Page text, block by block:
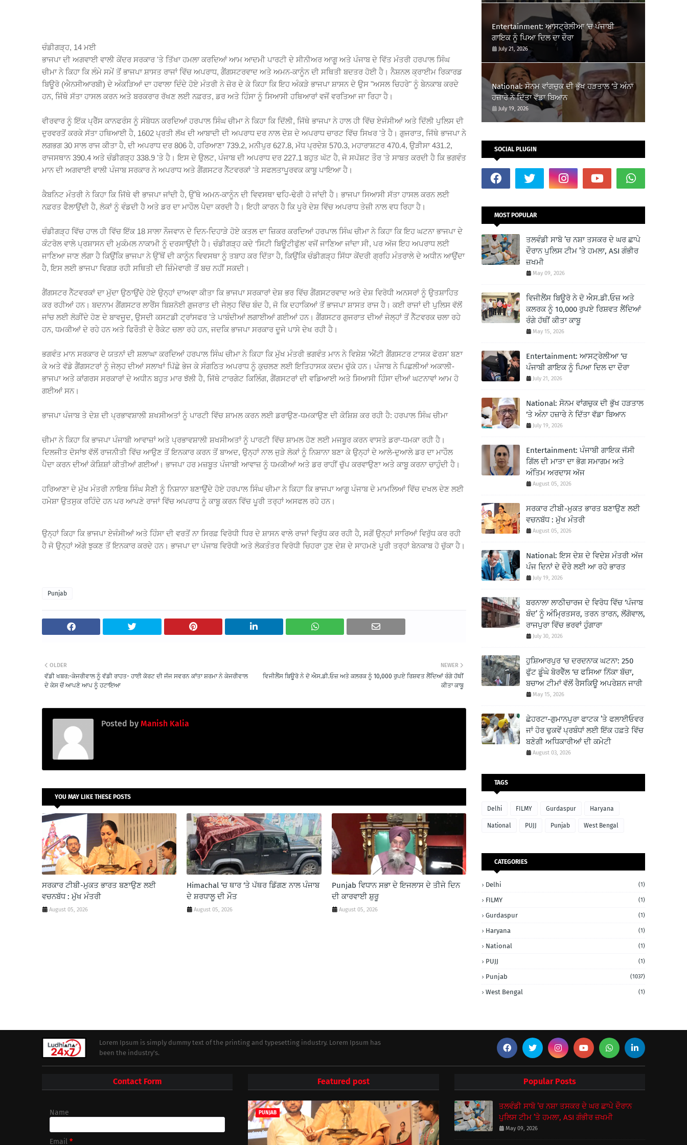
ਚੰਡੀਗੜ੍ਹ, 14 ਮਈ
ਭਾਜਪਾ ਦੀ ਅਗਵਾਈ ਵਾਲੀ ਕੇਂਦਰ ਸਰਕਾਰ 'ਤੇ ਤਿੱਖਾ ਹਮਲਾ ਕਰਦਿਆਂ ਆਮ ਆਦਮੀ ਪਾਰਟੀ ਦੇ ਸੀਨੀਅਰ ਆਗੂ ਅਤੇ ਪੰਜਾਬ ਦੇ ਵਿੱਤ ਮੰਤਰੀ ਹਰਪਾਲ ਸਿੰਘ
ਚੀਮਾ ਨੇ ਕਿਹਾ ਕਿ ਲੰਮੇ ਸਮੇਂ ਤੋਂ ਭਾਜਪਾ ਸ਼ਾਸਤ ਰਾਜਾਂ ਵਿੱਚ ਅਪਰਾਧ, ਗੈਂਗਸਟਰਵਾਦ ਅਤੇ ਅਮਨ-ਕਾਨੂੰਨ ਦੀ ਸਥਿਤੀ ਬਦਤਰ ਹੋਈ ਹੈ। ਨੈਸ਼ਨਲ ਕ੍ਰਾਈਮ ਰਿਕਾਰਡ
ਬਿਊਰੋ (ਐਨਸੀਆਰਬੀ) ਦੇ ਅੰਕੜਿਆਂ ਦਾ ਹਵਾਲਾ ਦਿੰਦੇ ਹੋਏ ਮੰਤਰੀ ਨੇ ਜ਼ੋਰ ਦੇ ਕੇ ਕਿਹਾ ਕਿ ਇਹ ਅੰਕੜੇ ਭਾਜਪਾ ਸ਼ਾਸਨ ਦੇ ਉਸ "ਅਸਲ ਚਿਹਰੇ" ਨੂੰ ਬੇਨਕਾਬ ਕਰਦੇ
ਹਨ, ਜਿੱਥੇ ਸੱਤਾ ਹਾਸਲ ਕਰਨ ਅਤੇ ਬਰਕਰਾਰ ਰੱਖਣ ਲਈ ਨਫ਼ਰਤ, ਡਰ ਅਤੇ ਹਿੰਸਾ ਨੂੰ ਸਿਆਸੀ ਹਥਿਆਰਾਂ ਵਜੋਂ ਵਰਤਿਆ ਜਾ ਰਿਹਾ ਹੈ।
ਵੀਰਵਾਰ ਨੂੰ ਇੱਕ ਪ੍ਰੈੱਸ ਕਾਨਫਰੰਸ ਨੂੰ ਸੰਬੋਧਨ ਕਰਦਿਆਂ ਹਰਪਾਲ ਸਿੰਘ ਚੀਮਾ ਨੇ ਕਿਹਾ ਕਿ ਦਿੱਲੀ, ਜਿੱਥੇ ਭਾਜਪਾ ਨੇ ਹਾਲ ਹੀ ਵਿੱਚ ਏਜੰਸੀਆਂ ਅਤੇ ਦਿੱਲੀ ਪੁਲਿਸ ਦੀ
ਦੁਰਵਰਤੋਂ ਕਰਕੇ ਸੱਤਾ ਹਥਿਆਈ ਹੈ, 1602 ਪ੍ਰਤੀ ਲੱਖ ਦੀ ਆਬਾਦੀ ਦੀ ਅਪਰਾਧ ਦਰ ਨਾਲ ਦੇਸ਼ ਦੇ ਅਪਰਾਧ ਚਾਰਟ ਵਿੱਚ ਸਿਖਰ 'ਤੇ ਹੈ। ਗੁਜਰਾਤ, ਜਿੱਥੇ ਭਾਜਪਾ ਨੇ
ਲਗਭਗ 30 ਸਾਲ ਰਾਜ ਕੀਤਾ ਹੈ, ਦੀ ਅਪਰਾਧ ਦਰ 806 ਹੈ, ਹਰਿਆਣਾ 739.2, ਮਨੀਪੁਰ 627.8, ਮੱਧ ਪ੍ਰਦੇਸ਼ 570.3, ਮਹਾਰਾਸ਼ਟਰ 470.4, ਉੜੀਸਾ 431.2,
ਰਾਜਸਥਾਨ 390.4 ਅਤੇ ਚੰਡੀਗੜ੍ਹ 338.9 'ਤੇ ਹੈ। ਇਸ ਦੇ ਉਲਟ, ਪੰਜਾਬ ਦੀ ਅਪਰਾਧ ਦਰ 227.1 ਬਹੁਤ ਘੱਟ ਹੈ, ਜੋ ਸਪੱਸ਼ਟ ਤੌਰ 'ਤੇ ਸਾਬਤ ਕਰਦੀ ਹੈ ਕਿ ਭਗਵੰਤ
ਮਾਨ ਦੀ ਅਗਵਾਈ ਵਾਲੀ ਪੰਜਾਬ ਸਰਕਾਰ ਨੇ ਅਪਰਾਧ ਅਤੇ ਗੈਂਗਸਟਰ ਨੈੱਟਵਰਕਾਂ 'ਤੇ ਸਫਲਤਾਪੂਰਵਕ ਕਾਬੂ ਪਾਇਆ ਹੈ।
ਕੈਬਨਿਟ ਮੰਤਰੀ ਨੇ ਕਿਹਾ ਕਿ ਜਿੱਥੇ ਵੀ ਭਾਜਪਾ ਜਾਂਦੀ ਹੈ, ਉੱਥੇ ਅਮਨ-ਕਾਨੂੰਨ ਦੀ ਵਿਵਸਥਾ ਢਹਿ-ਢੇਰੀ ਹੋ ਜਾਂਦੀ ਹੈ। ਭਾਜਪਾ ਸਿਆਸੀ ਸੱਤਾ ਹਾਸਲ ਕਰਨ ਲਈ
ਨਫ਼ਰਤ ਫੈਲਾਉਂਦੀ ਹੈ, ਲੋਕਾਂ ਨੂੰ ਵੰਡਦੀ ਹੈ ਅਤੇ ਡਰ ਦਾ ਮਾਹੌਲ ਪੈਦਾ ਕਰਦੀ ਹੈ। ਇਹੀ ਕਾਰਨ ਹੈ ਕਿ ਪੂਰੇ ਦੇਸ਼ ਵਿੱਚ ਅਪਰਾਧ ਤੇਜ਼ੀ ਨਾਲ ਵਧ ਰਿਹਾ ਹੈ।
ਚੰਡੀਗੜ੍ਹ ਵਿੱਚ ਹਾਲ ਹੀ ਵਿੱਚ ਇੱਕ 18 ਸਾਲਾ ਨੌਜਵਾਨ ਦੇ ਦਿਨ-ਦਿਹਾੜੇ ਹੋਏ ਕਤਲ ਦਾ ਜ਼ਿਕਰ ਕਰਦਿਆਂ ਹਰਪਾਲ ਸਿੰਘ ਚੀਮਾ ਨੇ ਕਿਹਾ ਕਿ ਇਹ ਘਟਨਾ ਭਾਜਪਾ ਦੇ
ਕੰਟਰੋਲ ਵਾਲੇ ਪ੍ਰਸ਼ਾਸਨ ਦੀ ਮੁਕੰਮਲ ਨਾਕਾਮੀ ਨੂੰ ਦਰਸਾਉਂਦੀ ਹੈ। ਚੰਡੀਗੜ੍ਹ ਕਦੇ ‘ਸਿਟੀ ਬਿਊਟੀਫੁੱਲ’ ਵਜੋਂ ਜਾਣਿਆ ਜਾਂਦਾ ਸੀ, ਪਰ ਅੱਜ ਇਹ ਅਪਰਾਧ ਲਈ
ਜਾਣਿਆ ਜਾਣ ਲੱਗਾ ਹੈ ਕਿਉਂਕਿ ਭਾਜਪਾ ਨੇ ਉੱਥੋਂ ਦੀ ਕਾਨੂੰਨ ਵਿਵਸਥਾ ਨੂੰ ਤਬਾਹ ਕਰ ਦਿੱਤਾ ਹੈ, ਕਿਉਂਕਿ ਚੰਡੀਗੜ੍ਹ ਸਿੱਧਾ ਕੇਂਦਰੀ ਗ੍ਰਹਿ ਮੰਤਰਾਲੇ ਦੇ ਅਧੀਨ ਆਉਂਦਾ
ਹੈ, ਇਸ ਲਈ ਭਾਜਪਾ ਵਿਗੜ ਰਹੀ ਸਥਿਤੀ ਦੀ ਜ਼ਿੰਮੇਵਾਰੀ ਤੋਂ ਬਚ ਨਹੀਂ ਸਕਦੀ।
ਗੈਂਗਸਟਰ ਨੈੱਟਵਰਕਾਂ ਦਾ ਮੁੱਦਾ ਉਠਾਉਂਦੇ ਹੋਏ ਉਨ੍ਹਾਂ ਦਾਅਵਾ ਕੀਤਾ ਕਿ ਭਾਜਪਾ ਸਰਕਾਰਾਂ ਦੇਸ਼ ਭਰ ਵਿੱਚ ਗੈਂਗਸਟਰਵਾਦ ਅਤੇ ਦੇਸ਼ ਵਿਰੋਧੀ ਅਨਸਰਾਂ ਨੂੰ ਉਤਸ਼ਾਹਿਤ
ਕਰ ਰਹੀਆਂ ਹਨ। ਬਦਨਾਮ ਗੈਂਗਸਟਰ ਲਾਰੈਂਸ ਬਿਸ਼ਨੋਈ ਗੁਜਰਾਤ ਦੀ ਜੇਲ੍ਹ ਵਿੱਚ ਬੰਦ ਹੈ, ਜੋ ਕਿ ਦਹਾਕਿਆਂ ਤੋਂ ਭਾਜਪਾ ਸ਼ਾਸਤ ਰਾਜ ਹੈ। ਕਈ ਰਾਜਾਂ ਦੀ ਪੁਲਿਸ ਵੱਲੋਂ
ਜਾਂਚ ਲਈ ਲੋੜੀਂਦੇ ਹੋਣ ਦੇ ਬਾਵਜੂਦ, ਉਸਦੀ ਕਸਟਡੀ ਟ੍ਰਾਂਸਫਰ 'ਤੇ ਪਾਬੰਦੀਆਂ ਲਗਾਈਆਂ ਗਈਆਂ ਹਨ। ਗੈਂਗਸਟਰ ਗੁਜਰਾਤ ਦੀਆਂ ਜੇਲ੍ਹਾਂ ਤੋਂ ਨੈੱਟਵਰਕ ਚਲਾ ਰਹੇ
ਹਨ, ਧਮਕੀਆਂ ਦੇ ਰਹੇ ਹਨ ਅਤੇ ਫਿਰੌਤੀ ਦੇ ਰੈਕੇਟ ਚਲਾ ਰਹੇ ਹਨ, ਜਦਕਿ ਭਾਜਪਾ ਸਰਕਾਰ ਦੂਜੇ ਪਾਸੇ ਦੇਖ ਰਹੀ ਹੈ।
ਭਗਵੰਤ ਮਾਨ ਸਰਕਾਰ ਦੇ ਯਤਨਾਂ ਦੀ ਸ਼ਲਾਘਾ ਕਰਦਿਆਂ ਹਰਪਾਲ ਸਿੰਘ ਚੀਮਾ ਨੇ ਕਿਹਾ ਕਿ ਮੁੱਖ ਮੰਤਰੀ ਭਗਵੰਤ ਮਾਨ ਨੇ ਵਿਸ਼ੇਸ਼ ‘ਐਂਟੀ ਗੈਂਗਸਟਰ ਟਾਸਕ ਫੋਰਸ’ ਬਣਾ
ਕੇ ਅਤੇ ਵੱਡੇ ਗੈਂਗਸਟਰਾਂ ਨੂੰ ਜੇਲ੍ਹ ਦੀਆਂ ਸਲਾਖਾਂ ਪਿੱਛੇ ਭੇਜ ਕੇ ਸੰਗਠਿਤ ਅਪਰਾਧ ਨੂੰ ਕੁਚਲਣ ਲਈ ਇਤਿਹਾਸਕ ਕਦਮ ਚੁੱਕੇ ਹਨ। ਪੰਜਾਬ ਨੇ ਪਿਛਲੀਆਂ ਅਕਾਲੀ-
ਭਾਜਪਾ ਅਤੇ ਕਾਂਗਰਸ ਸਰਕਾਰਾਂ ਦੇ ਅਧੀਨ ਬਹੁਤ ਮਾਰ ਝੱਲੀ ਹੈ, ਜਿੱਥੇ ਟਾਰਗੇਟ ਕਿਲਿੰਗ, ਗੈਂਗਸਟਰਾਂ ਦੀ ਵਡਿਆਈ ਅਤੇ ਸਿਆਸੀ ਹਿੰਸਾ ਦੀਆਂ ਘਟਨਾਵਾਂ ਆਮ ਹੋ
ਗਈਆਂ ਸਨ।
ਭਾਜਪਾ ਪੰਜਾਬ ਤੇ ਦੇਸ਼ ਦੀ ਪ੍ਰਭਾਵਸ਼ਾਲੀ ਸ਼ਖਸੀਅਤਾਂ ਨੂੰ ਪਾਰਟੀ ਵਿੱਚ ਸ਼ਾਮਲ ਕਰਨ ਲਈ ਡਰਾਉਣ-ਧਮਕਾਉਣ ਦੀ ਕੋਸ਼ਿਸ਼ ਕਰ ਰਹੀ ਹੈ: ਹਰਪਾਲ ਸਿੰਘ ਚੀਮਾ
ਚੀਮਾ ਨੇ ਕਿਹਾ ਕਿ ਭਾਜਪਾ ਪੰਜਾਬੀ ਆਵਾਜ਼ਾਂ ਅਤੇ ਪ੍ਰਭਾਵਸ਼ਾਲੀ ਸ਼ਖਸੀਅਤਾਂ ਨੂੰ ਪਾਰਟੀ ਵਿੱਚ ਸ਼ਾਮਲ ਹੋਣ ਲਈ ਮਜਬੂਰ ਕਰਨ ਵਾਸਤੇ ਡਰਾ-ਧਮਕਾ ਰਹੀ ਹੈ।
ਦਿਲਜੀਤ ਦੋਸਾਂਝ ਵੱਲੋਂ ਰਾਜਨੀਤੀ ਵਿੱਚ ਆਉਣ ਤੋਂ ਇਨਕਾਰ ਕਰਨ ਤੋਂ ਬਾਅਦ, ਉਨ੍ਹਾਂ ਨਾਲ ਜੁੜੇ ਲੋਕਾਂ ਨੂੰ ਨਿਸ਼ਾਨਾ ਬਣਾ ਕੇ ਉਨ੍ਹਾਂ ਦੇ ਆਲੇ-ਦੁਆਲੇ ਡਰ ਦਾ ਮਾਹੌਲ
ਪੈਦਾ ਕਰਨ ਦੀਆਂ ਕੋਸ਼ਿਸ਼ਾਂ ਕੀਤੀਆਂ ਗਈਆਂ। ਭਾਜਪਾ ਹਰ ਮਜ਼ਬੂਤ ਪੰਜਾਬੀ ਆਵਾਜ਼ ਨੂੰ ਧਮਕੀਆਂ ਅਤੇ ਡਰ ਰਾਹੀਂ ਚੁੱਪ ਕਰਵਾਉਣਾ ਅਤੇ ਕਾਬੂ ਕਰਨਾ ਚਾਹੁੰਦੀ ਹੈ।
ਹਰਿਆਣਾ ਦੇ ਮੁੱਖ ਮੰਤਰੀ ਨਾਇਬ ਸਿੰਘ ਸੈਣੀ ਨੂੰ ਨਿਸ਼ਾਨਾ ਬਣਾਉਂਦੇ ਹੋਏ ਹਰਪਾਲ ਸਿੰਘ ਚੀਮਾ ਨੇ ਕਿਹਾ ਕਿ ਭਾਜਪਾ ਆਗੂ ਪੰਜਾਬ ਦੇ ਮਾਮਲਿਆਂ ਵਿੱਚ ਦਖਲ ਦੇਣ ਲਈ
ਹਮੇਸ਼ਾ ਉਤਸੁਕ ਰਹਿੰਦੇ ਹਨ ਪਰ ਆਪਣੇ ਰਾਜਾਂ ਵਿੱਚ ਅਪਰਾਧ ਨੂੰ ਕਾਬੂ ਕਰਨ ਵਿੱਚ ਪੂਰੀ ਤਰ੍ਹਾਂ ਅਸਫਲ ਰਹੇ ਹਨ।
ਉਨ੍ਹਾਂ ਕਿਹਾ ਕਿ ਭਾਜਪਾ ਏਜੰਸੀਆਂ ਅਤੇ ਹਿੰਸਾ ਦੀ ਵਰਤੋਂ ਨਾ ਸਿਰਫ਼ ਵਿਰੋਧੀ ਧਿਰ ਦੇ ਸ਼ਾਸਨ ਵਾਲੇ ਰਾਜਾਂ ਵਿਰੁੱਧ ਕਰ ਰਹੀ ਹੈ, ਸਗੋਂ ਉਨ੍ਹਾਂ ਸਾਰਿਆਂ ਵਿਰੁੱਧ ਕਰ ਰਹੀ
ਹੈ ਜੋ ਉਨ੍ਹਾਂ ਅੱਗੇ ਝੁਕਣ ਤੋਂ ਇਨਕਾਰ ਕਰਦੇ ਹਨ। ਭਾਜਪਾ ਦਾ ਪੰਜਾਬ ਵਿਰੋਧੀ ਅਤੇ ਲੋਕਤੰਤਰ ਵਿਰੋਧੀ ਚਿਹਰਾ ਹੁਣ ਦੇਸ਼ ਦੇ ਸਾਹਮਣੇ ਪੂਰੀ ਤਰ੍ਹਾਂ ਬੇਨਕਾਬ ਹੋ ਚੁੱਕਾ ਹੈ।
Punjab
NEWER
ਵਿਜੀਲੈਂਸ ਬਿਊਰੋ ਨੇ ਦੋ ਐਸ.ਡੀ.ਓਜ਼ ਅਤੇ ਕਲਰਕ ਨੂੰ 10,000 ਰੁਪਏ ਰਿਸ਼ਵਤ ਲੈਂਦਿਆਂ ਰੰਗੇ ਹੱਥੀਂ
ਕੀਤਾ ਕਾਬੂ
OLDER
ਵੱਡੀ ਖਬਰ:-ਕੇਜਰੀਵਾਲ ਨੂੰ ਵੱਡੀ ਰਾਹਤ- ਹਾਈ ਕੋਰਟ ਦੀ ਜੱਜ ਸਵਰਨ ਕਾਂਤਾ ਸ਼ਰਮਾ ਨੇ ਕੇਜਰੀਵਾਲ
ਦੇ ਕੇਸ ਚੋਂ ਆਪਣੇ ਆਪ ਨੂੰ ਹਟਾਇਆ
Posted by Manish Kalia
YOU MAY LIKE THESE POSTS
ਸਰਕਾਰ ਟੀਬੀ-ਮੁਕਤ ਭਾਰਤ ਬਣਾਉਣ ਲਈ
ਵਚਨਬੱਧ : ਮੁੱਖ ਮੰਤਰੀ
August 05, 2026
Himachal ‘ਚ ਥਾਰ ‘ਤੇ ਪੱਥਰ ਡਿੱਗਣ ਨਾਲ ਪੰਜਾਬ
ਦੇ ਸ਼ਰਧਾਲੂ ਦੀ ਮੌਤ
August 05, 2026
Punjab ਵਿਧਾਨ ਸਭਾ ਦੇ ਇਜਲਾਸ ਦੇ ਤੀਜੇ ਦਿਨ
ਦੀ ਕਾਰਵਾਈ ਸ਼ੁਰੂ
August 05, 2026
Entertainment: ਆਸਟ੍ਰੇਲੀਆ ‘ਚ ਪੰਜਾਬੀ
ਗਾਇਕ ਨੂੰ ਪਿਆ ਦਿਲ ਦਾ ਦੌਰਾ
July 21, 2026
National: ਸੋਨਮ ਵਾਂਗਚੁਕ ਦੀ ਭੁੱਖ ਹੜਤਾਲ ‘ਤੇ ਅੰਨਾ
ਹਜ਼ਾਰੇ ਨੇ ਦਿੱਤਾ ਵੱਡਾ ਬਿਆਨ
July 19, 2026
SOCIAL PLUGIN
MOST POPULAR
ਤਲਵੰਡੀ ਸਾਬੋ ’ਚ ਨਸ਼ਾ ਤਸਕਰ ਦੇ ਘਰ ਛਾਪੇ
ਦੌਰਾਨ ਪੁਲਿਸ ਟੀਮ ’ਤੇ ਹਮਲਾ, ASI ਗੰਭੀਰ
ਜ਼ਖਮੀ
May 09, 2026
ਵਿਜੀਲੈਂਸ ਬਿਊਰੋ ਨੇ ਦੋ ਐਸ.ਡੀ.ਓਜ਼ ਅਤੇ
ਕਲਰਕ ਨੂੰ 10,000 ਰੁਪਏ ਰਿਸ਼ਵਤ ਲੈਂਦਿਆਂ
ਰੰਗੇ ਹੱਥੀਂ ਕੀਤਾ ਕਾਬੂ
May 15, 2026
Entertainment: ਆਸਟ੍ਰੇਲੀਆ ‘ਚ
ਪੰਜਾਬੀ ਗਾਇਕ ਨੂੰ ਪਿਆ ਦਿਲ ਦਾ ਦੌਰਾ
July 21, 2026
National: ਸੋਨਮ ਵਾਂਗਚੁਕ ਦੀ ਭੁੱਖ ਹੜਤਾਲ
‘ਤੇ ਅੰਨਾ ਹਜ਼ਾਰੇ ਨੇ ਦਿੱਤਾ ਵੱਡਾ ਬਿਆਨ
July 19, 2026
Entertainment: ਪੰਜਾਬੀ ਗਾਇਕ ਜੱਸੀ
ਗਿੱਲ ਦੀ ਮਾਤਾ ਦਾ ਭੋਗ ਸਮਾਗਮ ਅਤੇ
ਅੰਤਿਮ ਅਰਦਾਸ ਅੱਜ
August 05, 2026
ਸਰਕਾਰ ਟੀਬੀ-ਮੁਕਤ ਭਾਰਤ ਬਣਾਉਣ ਲਈ
ਵਚਨਬੱਧ : ਮੁੱਖ ਮੰਤਰੀ
August 05, 2026
National: ਇਸ ਦੇਸ਼ ਦੇ ਵਿਦੇਸ਼ ਮੰਤਰੀ ਅੱਜ
ਪੰਜ ਦਿਨਾਂ ਦੇ ਦੌਰੇ ਲਈ ਆ ਰਹੇ ਭਾਰਤ
July 19, 2026
ਬਰਨਾਲਾ ਲਾਠੀਚਾਰਜ ਦੇ ਵਿਰੋਧ ਵਿੱਚ ‘ਪੰਜਾਬ
ਬੰਦ’ ਨੂੰ ਅੰਮ੍ਰਿਤਸਰ, ਤਰਨ ਤਾਰਨ, ਲੋਂਗੋਵਾਲ,
ਰਾਜਪੁਰਾ ਵਿੱਚ ਭਰਵਾਂ ਹੁੰਗਾਰਾ
July 30, 2026
ਹੁਸ਼ਿਆਰਪੁਰ ‘ਚ ਦਰਦਨਾਕ ਘਟਨਾ: 250
ਫੁੱਟ ਡੂੰਘੇ ਬੋਰਵੈੱਲ ‘ਚ ਫਸਿਆ ਨਿੱਕਾ ਬੱਚਾ,
ਬਚਾਅ ਟੀਮਾਂ ਵੱਲੋਂ ਰੈਸਕਿਊ ਅਪਰੇਸ਼ਨ ਜਾਰੀ
May 15, 2026
ਛੇਹਰਟਾ-ਗੁਮਾਨਪੁਰਾ ਫਾਟਕ ’ਤੇ ਫਲਾਈਓਵਰ
ਜਾਂ ਹੋਰ ਢੁਕਵੇਂ ਪ੍ਰਬੰਧਾਂ ਲਈ ਇੱਕ ਹਫ਼ਤੇ ਵਿੱਚ
ਬਣੇਗੀ ਅਧਿਕਾਰੀਆਂ ਦੀ ਕਮੇਟੀ
August 03, 2026
TAGS
Delhi FILMY Gurdaspur Haryana
National PUJJ Punjab West Bengal
CATEGORIES
Delhi (1)
FILMY (1)
Gurdaspur (1)
Haryana (1)
National (1)
PUJJ (1)
Punjab (1037)
West Bengal (1)
Lorem Ipsum is simply dummy text of the printing and typesetting industry. Lorem Ipsum has
been the industry's.
Contact Form
Name
Email *
Featured post
PUNJAB
Popular Posts
ਤਲਵੰਡੀ ਸਾਬੋ ’ਚ ਨਸ਼ਾ ਤਸਕਰ ਦੇ ਘਰ ਛਾਪੇ ਦੌਰਾਨ
ਪੁਲਿਸ ਟੀਮ ’ਤੇ ਹਮਲਾ, ASI ਗੰਭੀਰ ਜ਼ਖਮੀ
May 09, 2026